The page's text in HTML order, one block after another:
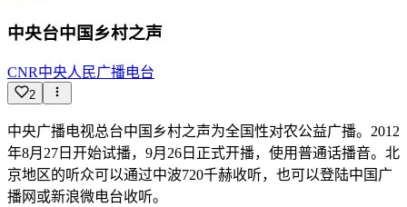
中央台中国乡村之声
CNR中央人民广播电台
2
中央广播电视总台中国乡村之声为全国性对农公益广播。2012
年8月27日开始试播，9月26日正式开播，使用普通话播音。北
京地区的听众可以通过中波720千赫收听，也可以登陆中国广
播网或新浪微电台收听。